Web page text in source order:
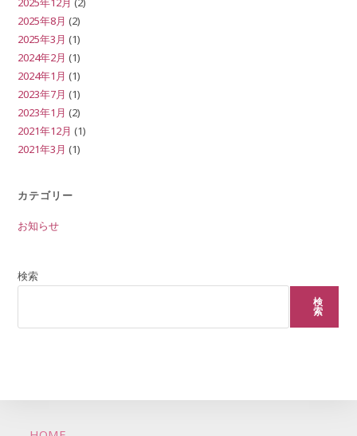
2025年8月 (2)
2025年3月 (1)
2024年2月 (1)
2024年1月 (1)
2023年7月 (1)
2023年1月 (2)
2021年12月 (1)
2021年3月 (1)
カテゴリー
お知らせ
検索
検
索